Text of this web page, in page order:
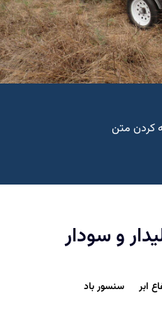
کردن متن
و سودار
ابر سنسور باد